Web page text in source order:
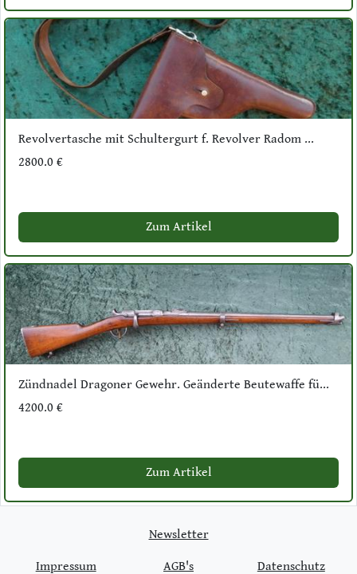
Revolvertasche mit Schultergurt f. Revolver Radom ...
2800.0 €
Zum Artikel
Zündnadel Dragoner Gewehr. Geänderte Beutewaffe fü...
4200.0 €
Zum Artikel
Newsletter
Impressum AGB's Datenschutz